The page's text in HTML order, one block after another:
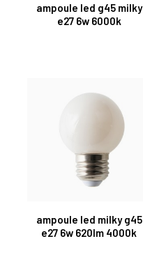
ampoule led g45 milky
e27 6w 6000k
ampoule led milky g45
e27 6w 620lm 4000k